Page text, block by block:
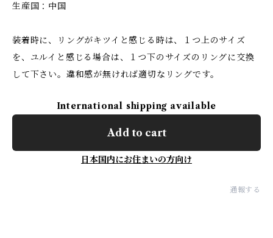
生産国：中国
装着時に、リングがキツイと感じる時は、１つ上のサイズ
を、ユルイと感じる場合は、１つ下のサイズのリングに交換
して下さい。違和感が無ければ適切なリングです。
International shipping available
Add to cart
日本国内にお住まいの方向け
通報する